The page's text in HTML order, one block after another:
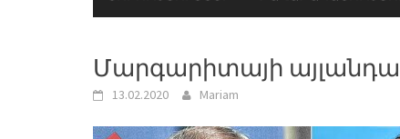
Մարգարիտայի
13.02.2020 Mariam